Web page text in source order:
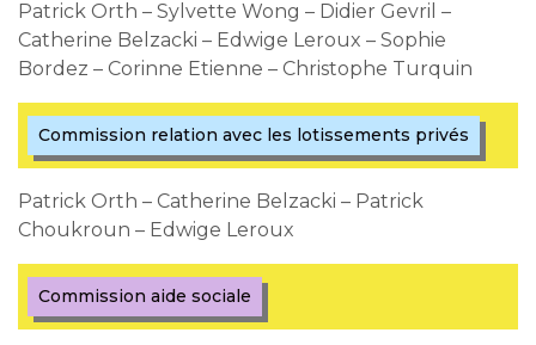
Patrick Orth – Sylvette Wong – Didier Gevril –
Catherine Belzacki – Edwige Leroux – Sophie
Bordez – Corinne Etienne – Christophe Turquin
Commission relation avec les lotissements privés
Patrick Orth – Catherine Belzacki – Patrick
Choukroun – Edwige Leroux
Commission aide sociale